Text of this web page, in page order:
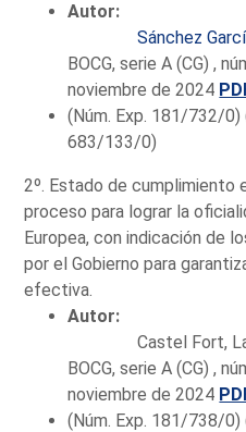
Autor:
Sánchez
BOCG, serie A (CG) ,
noviembre de 2024
(Núm. Exp. 181/732/0)
683/133/0)
2º. Estado de cumplimiento
proceso para lograr la
Europea, con indicación de
por el Gobierno para
efectiva.
Autor:
Castel Fort,
BOCG, serie A (CG) ,
noviembre de 2024
(Núm. Exp. 181/738/0)